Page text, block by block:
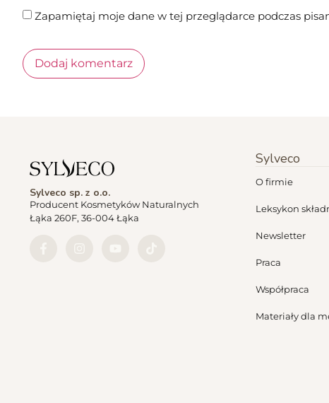
Zapamiętaj moje dane w tej przeglądarce podczas
Sylveco sp. z o.o.
Producent Kosmetyków Naturalnych
Łąka 260F, 36-004 Łąka
Sylveco
O firmie
Leksykon
Newsletter
Praca
Współpraca
Materiały dla